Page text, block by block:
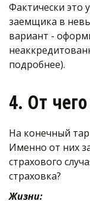
Фактически это
заемщика в
вариант -
подробнее).
4. От
На конечный
Именно от них
страхового
страховка?
Жизни: